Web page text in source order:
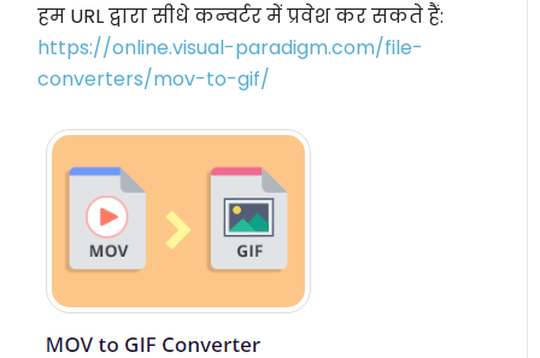
हम URL द्वारा सीधे कन्वर्टर में प्रवेश कर सकते हैं:
https://online.visual-paradigm.com/file-
converters/mov-to-gif/